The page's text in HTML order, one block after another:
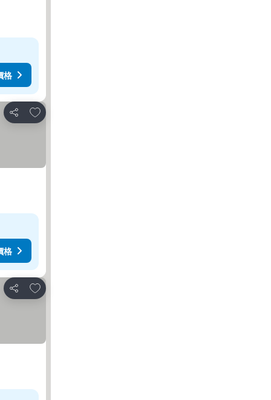
格
分享
放到收藏夾
格
分享
放到收藏夾